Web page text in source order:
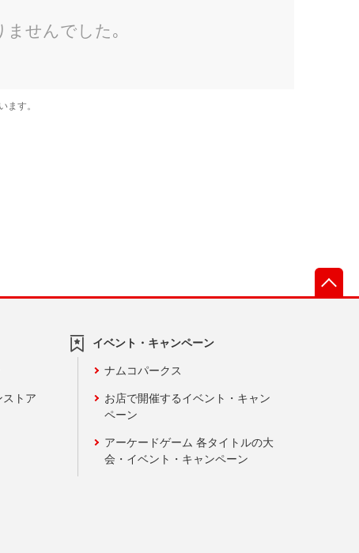
トア
イベント・キャンペーン
ナムコパークス
お店で開催するイベント・キャン
ペーン
アーケードゲーム 各タイトルの大
会・イベント・キャンペーン